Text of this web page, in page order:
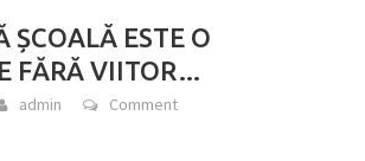
ȘCOALĂ ESTE O
FĂRĂ VIITOR…
admin Comment